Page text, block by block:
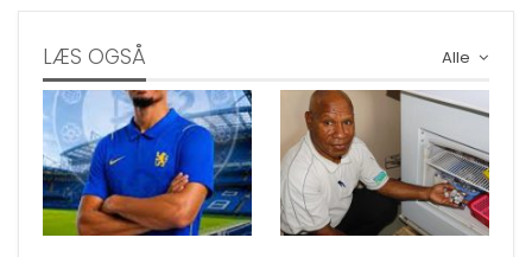
Alle
LÆS OGSÅ